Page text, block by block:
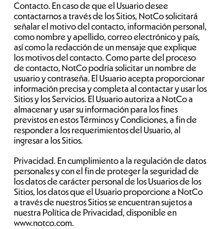
Contacto. En caso de que el Usuario desee
contactarnos a través de los Sitios, NotCo solicitará
señalar el motivo del contacto, información personal,
como nombre y apellido, correo electrónico y país,
así como la redacción de un mensaje que explique
los motivos del contacto. Como parte del proceso
de contacto, NotCo podría solicitar un nombre de
usuario y contraseña. El Usuario acepta proporcionar
información precisa y completa al contactar y usar los
Sitios y los Servicios. El Usuario autoriza a NotCo a
almacenar y usar su información para los fines
previstos en estos Términos y Condiciones, a fin de
responder a los requerimientos del Usuario, al
ingresar a los Sitios.
Privacidad. En cumplimiento a la regulación de datos
personales y con el fin de proteger la seguridad de
los datos de carácter personal de los Usuarios de los
Sitios, los datos que el Usuario proporcione a NotCo
a través de nuestros Sitios se encuentran sujetos a
nuestra Política de Privacidad, disponible en
www.notco.com.